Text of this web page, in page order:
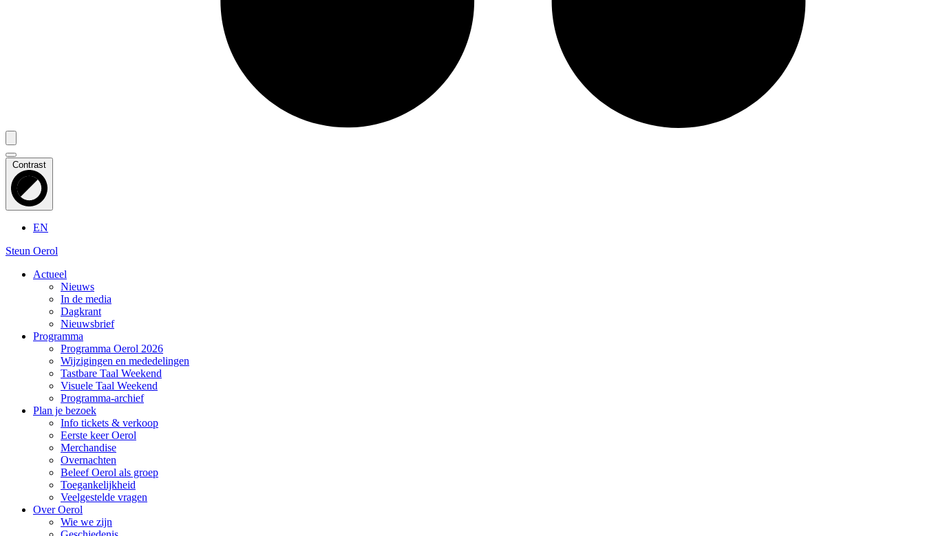
EN
Steun Oerol
Actueel
Nieuws
In de media
Dagkrant
Nieuwsbrief
Programma
Programma Oerol 2026
Wijzigingen en mededelingen
Tastbare Taal Weekend
Visuele Taal Weekend
Programma-archief
Plan je bezoek
Info tickets & verkoop
Eerste keer Oerol
Merchandise
Overnachten
Beleef Oerol als groep
Toegankelijkheid
Veelgestelde vragen
Over Oerol
Wie we zijn